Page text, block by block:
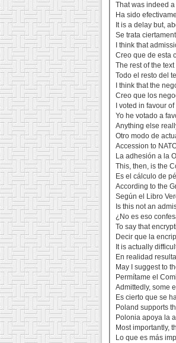
That was indeed
Ha sido
It is a delay but,
Se trata
I think that
Creo que de esta
The rest of the
Todo el resto del
I think that the
Creo que los
I voted in favour
Yo he votado a
Anything else
Otro modo de
Accession to
La adhesión a la
This, then, is the
Es el cálculo de
According to the
Según el Libro
Is this not an
¿No es eso
To say that
Decir que la
It is actually
En realidad
May I suggest to
Permítame el
Admittedly, some
Es cierto que se
Poland supports
Polonia apoya la
Most importantly,
Lo que es más